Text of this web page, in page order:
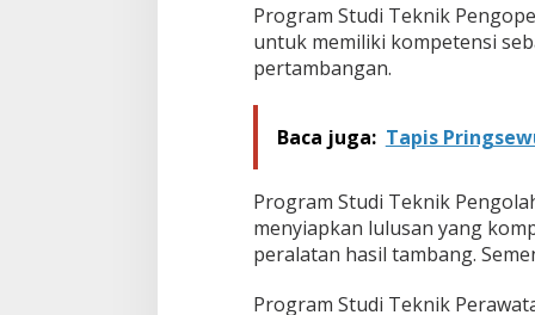
g
a
Program Studi Teknik
untuk memiliki kompetensi
pertambangan.
Baca juga: Tapis
Program Studi Teknik
menyiapkan lulusan yang
peralatan hasil tambang.
Program Studi Teknik